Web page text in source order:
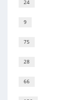
24
9
75
28
66